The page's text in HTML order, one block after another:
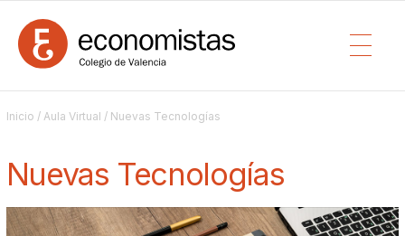
Inicio / Aula Virtual / Nuevas Tecnologías
Nuevas Tecnologías